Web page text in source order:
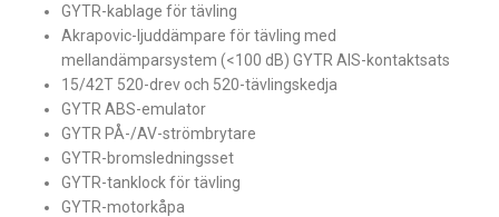
GYTR-kablage för tävling
Akrapovic-ljuddämpare för tävling med
mellandämparsystem (<100 dB) GYTR AIS-kontaktsats
15/42T 520-drev och 520-tävlingskedja
GYTR ABS-emulator
GYTR PÅ-/AV-strömbrytare
GYTR-bromsledningsset
GYTR-tanklock för tävling
GYTR-motorkåpa